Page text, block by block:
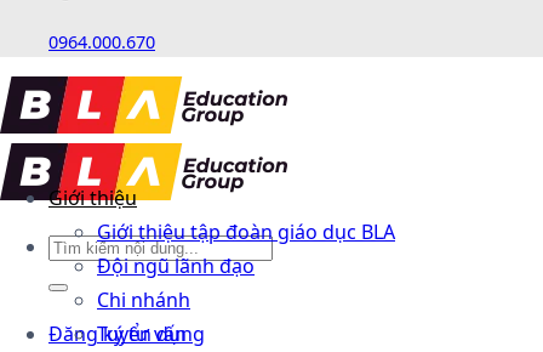
0964.000.670
Đăng ký tư vấn
Giới thiệu
Giới thiệu tập đoàn giáo dục BLA
Đội ngũ lãnh đạo
Chi nhánh
Tuyển dụng